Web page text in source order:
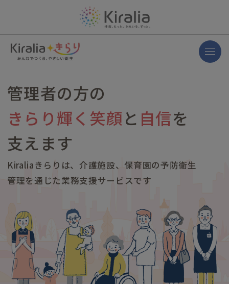
管理者の方の
きらり輝く笑顔と 自信を
支えます
Kiraliaきらりは、介護施設、保育園の予防衛生
管理を通じた業務支援サービスです